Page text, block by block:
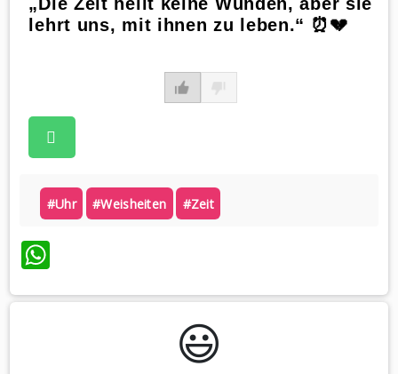
lehrt uns, mit ihnen zu leben.“ ⏰💔
#uhr #weisheiten #zeit
WhatsApp
😃️